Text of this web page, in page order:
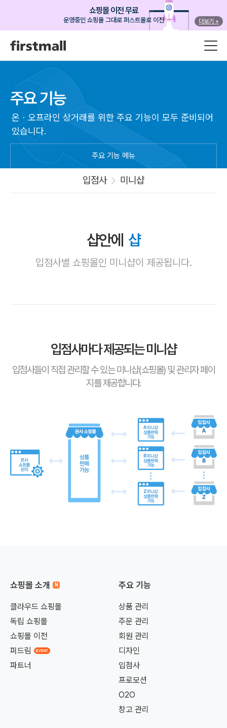
쇼핑몰 이전 무료
운영중인 쇼핑몰 그대로 퍼스트몰로 이전 더보기 +
주요 기능
온ㆍ오프라인 상거래를 위한 주요 기능이 모두 준비되어
있습니다.
주요 기능 메뉴
입점사 미니샵
샵안에 샵
입점사별 쇼핑몰인 미니샵이 제공됩니다.
입점사마다 제공되는 미니샵
입점사들이 직접 관리할 수 있는 미니샵(쇼핑몰) 및 관리자 페이
지를 제공합니다.
쇼핑몰 소개
클라우드 쇼핑몰
독립 쇼핑몰
쇼핑몰 이전
퍼드림
파트너
주요 기능
상품 관리
주문 관리
회원 관리
디자인
입점사
프로모션
O2O
창고 관리